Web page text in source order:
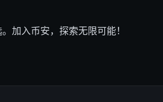
加入币安，探索无限可能！